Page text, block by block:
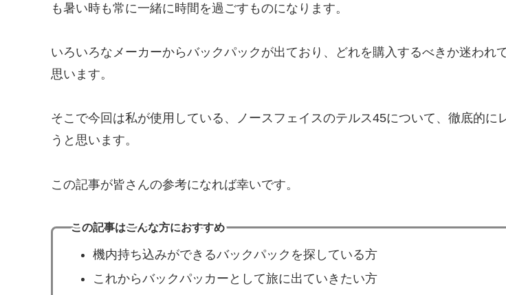
も暑い時も常に一緒に時間を過ごすものになります。
いろいろなメーカーからバックパックが出ており、どれを購入するべきか迷われ
思います。
そこで今回は私が使用している、ノースフェイスのテルス45について、徹底的に
うと思います。
この記事が皆さんの参考になれば幸いです。
この記事はこんな方におすすめ
機内持ち込みができるバックパックを探している方
これからバックパッカーとして旅に出ていきたい方